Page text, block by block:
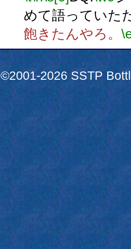
めて語っていた
飽きたんやろ。
©2001-2026 SSTP